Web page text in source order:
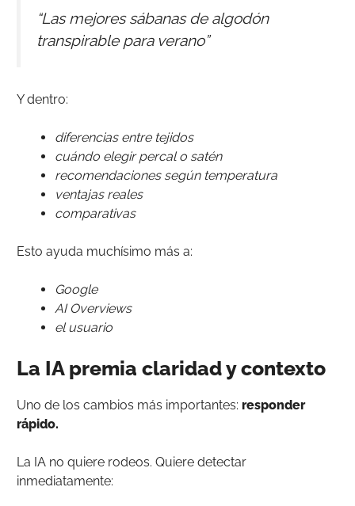
“Las mejores sábanas de algodón
transpirable para verano”
Y dentro:
diferencias entre tejidos
cuándo elegir percal o satén
recomendaciones según temperatura
ventajas reales
comparativas
Esto ayuda muchísimo más a:
Google
AI Overviews
el usuario
La IA premia claridad y contexto
Uno de los cambios más importantes: responder
rápido.
La IA no quiere rodeos. Quiere detectar
inmediatamente: